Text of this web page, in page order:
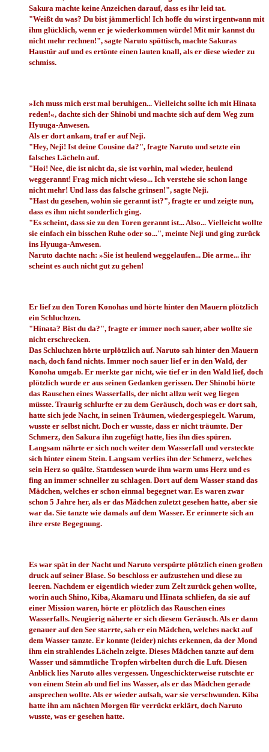
Sakura machte keine Anzeichen darauf, dass es ihr leid tat.
"Weißt du was? Du bist jämmerlich! Ich hoffe du wirst irgentwann mit
ihm glücklich, wenn er je wiederkommen würde! Mit mir kannst du
nicht mehr rechnen!", sagte Naruto spöttisch, machte Sakuras
Haustür auf und es ertönte einen lauten knall, als er diese wieder zu
schmiss.
»Ich muss mich erst mal beruhigen... Vielleicht sollte ich mit Hinata
reden!«, dachte sich der Shinobi und machte sich auf dem Weg zum
Hyuuga-Anwesen.
Als er dort ankam, traf er auf Neji.
"Hey, Neji! Ist deine Cousine da?", fragte Naruto und setzte ein
falsches Lächeln auf.
"Hoi! Nee, die ist nicht da, sie ist vorhin, mal wieder, heulend
weggerannt! Frag mich nicht wieso... Ich verstehe sie schon lange
nicht mehr! Und lass das falsche grinsen!", sagte Neji.
"Hast du gesehen, wohin sie gerannt ist?", fragte er und zeigte nun,
dass es ihm nicht sonderlich ging.
"Es scheint, dass sie zu den Toren gerannt ist... Also... Vielleicht wollte
sie einfach ein bisschen Ruhe oder so...", meinte Neji und ging zurück
ins Hyuuga-Anwesen.
Naruto dachte nach: »Sie ist heulend weggelaufen... Die arme... ihr
scheint es auch nicht gut zu gehen!
Er lief zu den Toren Konohas und hörte hinter den Mauern plötzlich
ein Schluchzen.
"Hinata? Bist du da?", fragte er immer noch sauer, aber wollte sie
nicht erschrecken.
Das Schluchzen hörte urplötzlich auf. Naruto sah hinter den Mauern
nach, doch fand nichts. Immer noch sauer lief er in den Wald, der
Konoha umgab. Er merkte gar nicht, wie tief er in den Wald lief, doch
plötzlich wurde er aus seinen Gedanken gerissen. Der Shinobi hörte
das Rauschen eines Wasserfalls, der nicht allzu weit weg liegen
müsste. Traurig schlurfte er zu dem Geräusch, doch was er dort sah,
hatte sich jede Nacht, in seinen Träumen, wiedergespiegelt. Warum,
wusste er selbst nicht. Doch er wusste, dass er nicht träumte. Der
Schmerz, den Sakura ihn zugefügt hatte, lies ihn dies spüren.
Langsam nährte er sich noch weiter dem Wasserfall und versteckte
sich hinter einem Stein. Langsam verlies ihn der Schmerz, welches
sein Herz so quälte. Stattdessen wurde ihm warm ums Herz und es
fing an immer schneller zu schlagen. Dort auf dem Wasser stand das
Mädchen, welches er schon einmal begegnet war. Es waren zwar
schon 5 Jahre her, als er das Mädchen zuletzt gesehen hatte, aber sie
war da. Sie tanzte wie damals auf dem Wasser. Er erinnerte sich an
ihre erste Begegnung.
Es war spät in der Nacht und Naruto verspürte plötzlich einen großen
druck auf seiner Blase. So beschloss er aufzustehen und diese zu
leeren. Nachdem er eigentlich wieder zum Zelt zurück gehen wollte,
worin auch Shino, Kiba, Akamaru und Hinata schliefen, da sie auf
einer Mission waren, hörte er plötzlich das Rauschen eines
Wasserfalls. Neugierig näherte er sich diesem Geräusch. Als er dann
genauer auf den See starrte, sah er ein Mädchen, welches nackt auf
dem Wasser tanzte. Er konnte (leider) nichts erkennen, da der Mond
ihm ein strahlendes Lächeln zeigte. Dieses Mädchen tanzte auf dem
Wasser und sämmtliche Tropfen wirbelten durch die Luft. Diesen
Anblick lies Naruto alles vergessen. Ungeschickterweise rutschte er
von einem Stein ab und fiel ins Wasser, als er das Mädchen gerade
ansprechen wollte. Als er wieder aufsah, war sie verschwunden. Kiba
hatte ihn am nächten Morgen für verrückt erklärt, doch Naruto
wusste, was er gesehen hatte.